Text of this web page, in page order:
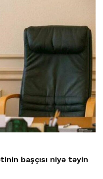
başçısı niyə təyin